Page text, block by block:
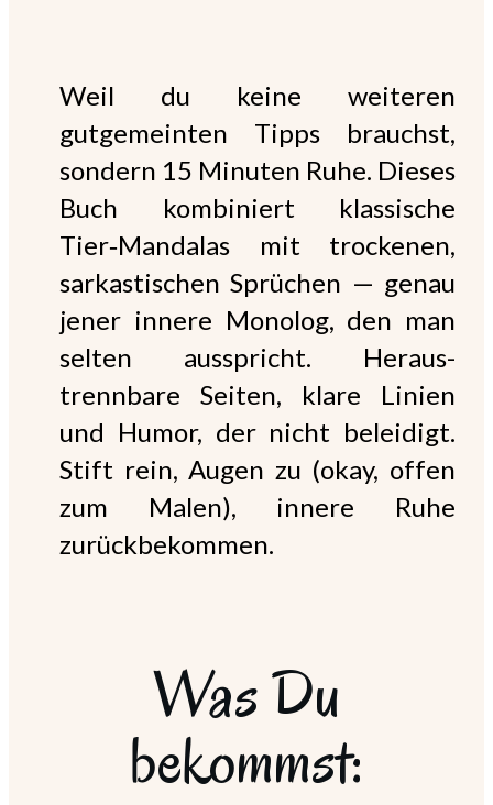
Weil du keine weiteren
gutgemeinten Tipps brauchst,
sondern 15 Minuten Ruhe. Dieses
Buch kombiniert klassische
Tier‑Mandalas mit trockenen,
sarkastischen Sprüchen — genau
jener innere Monolog, den man
selten ausspricht. Heraus-
trennbare Seiten, klare Linien
und Humor, der nicht beleidigt.
Stift rein, Augen zu (okay, offen
zum Malen), innere Ruhe
zurückbekommen.
Was Du
bekommst: